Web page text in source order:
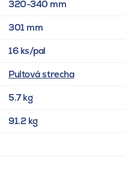
320-340 mm
301 mm
16 ks/pal
Pultová strecha
5.7 kg
91.2 kg